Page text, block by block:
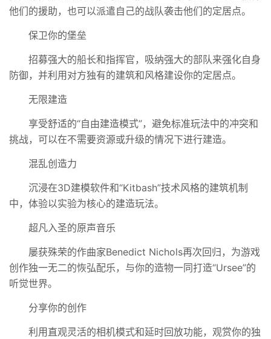
他们的援助，也可以派遣自己的战队袭击他们的定居点。
保卫你的堡垒
招募强大的船长和指挥官，吸纳强大的部队来强化自身
防御，并利用对方独有的建筑和风格建设你的定居点。
无限建造
享受舒适的“自由建造模式”，避免标准玩法中的冲突和
挑战，可以在不需要资源或升级的情况下进行建造。
混乱创造力
沉浸在3D建模软件和“Kitbash”技术风格的建筑机制
中，体验以实验为核心的建造玩法。
超凡入圣的原声音乐
屡获殊荣的作曲家Benedict Nichols再次回归，为游戏
创作独一无二的恢弘配乐，与你的造物一同打造“Ursee”的
听觉世界。
分享你的创作
利用直观灵活的相机模式和延时回放功能，观赏你的独